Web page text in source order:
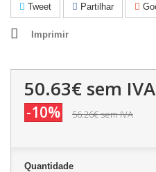
Tweet Partilhar
Imprimir
50.63€ sem IVA
-10% 56.26€sem IVA
Quantidade